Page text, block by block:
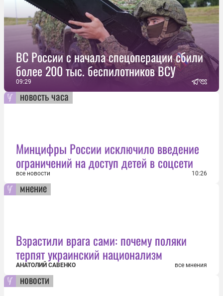
ВС России с начала спецоперации сбили
более 200 тыс. беспилотников ВСУ
09:29
новость часа
Минцифры России исключило введение
ограничений на доступ детей в соцсети
все новости 10:26
мнение
Взрастили врага сами: почему поляки
терпят украинский национализм
АНАТОЛИЙ САВЕНКО все мнения
новости